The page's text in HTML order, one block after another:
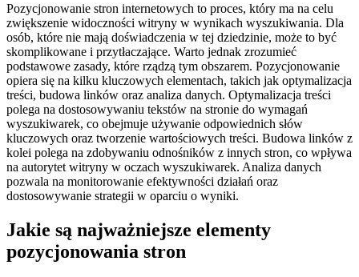
Pozycjonowanie stron internetowych to proces, który ma na celu
zwiększenie widoczności witryny w wynikach wyszukiwania. Dla
osób, które nie mają doświadczenia w tej dziedzinie, może to być
skomplikowane i przytłaczające. Warto jednak zrozumieć
podstawowe zasady, które rządzą tym obszarem. Pozycjonowanie
opiera się na kilku kluczowych elementach, takich jak optymalizacja
treści, budowa linków oraz analiza danych. Optymalizacja treści
polega na dostosowywaniu tekstów na stronie do wymagań
wyszukiwarek, co obejmuje używanie odpowiednich słów
kluczowych oraz tworzenie wartościowych treści. Budowa linków z
kolei polega na zdobywaniu odnośników z innych stron, co wpływa
na autorytet witryny w oczach wyszukiwarek. Analiza danych
pozwala na monitorowanie efektywności działań oraz
dostosowywanie strategii w oparciu o wyniki.
Jakie są najważniejsze elementy
pozycjonowania stron